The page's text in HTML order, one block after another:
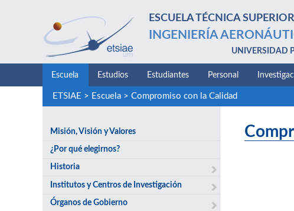
ESCUELA TÉCNICA
INGENIERÍA
UNIVERSIDAD
Escuela Estudios Estudiantes Personal
ETSIAE > Escuela> Compromiso con la Calidad
Misión, Visión y Valores
¿Por qué elegirnos?
Historia
Institutos y Centros de Investigación
Órganos de Gobierno